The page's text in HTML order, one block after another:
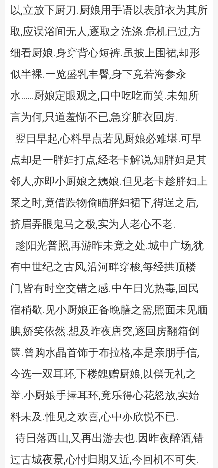
以,立放下厨刀.厨娘用手语以表脏衣为其所
取,应误浴间无人,逐取之洗涤.危机已过,方
细看厨娘.身穿背心短裤.虽披上围裙,却形
似半裸.一览盛乳丰臀,身下竟若海参汆
水……厨娘定眼观之,口中吃吃而笑.未知所
言为何,只道羞惭不已,急穿脏衣回房.
翌日早起,心料早点若见厨娘必难堪.可早
点却是一胖妇打点,经老卡解说,知胖妇是其
邻人,亦即小厨娘之姨娘.但见老卡趁胖妇上
菜之时,竟借跌物偷瞄胖妇裙下,得逞之后,
挤眉弄眼鬼马之极,实为人老心不老.
趁阳光普照,再游昨未竟之处.城中广场,犹
有中世纪之古风,沿河畔穿梭,每经拱顶楼
门,皆有时空交错之感.中午日光热毒,回民
宿稍歇.见小厨娘正备晚膳之需,照面未见腼
腆,娇笑依然.想及昨夜唐突,逐回房翻箱倒
箧.曾购水晶首饰于布拉格,本是亲朋手信,
今选一双耳环,下楼餽赠厨娘,以偿无礼之
举.小厨娘手捧耳环,竟乐得心花怒放,实始
料未及.惟见之欢喜,心中亦欣悦不已.
待日落西山,又再出游去也.因昨夜醉酒,错
过古城夜景,心忖归期又近,今回机不可失.